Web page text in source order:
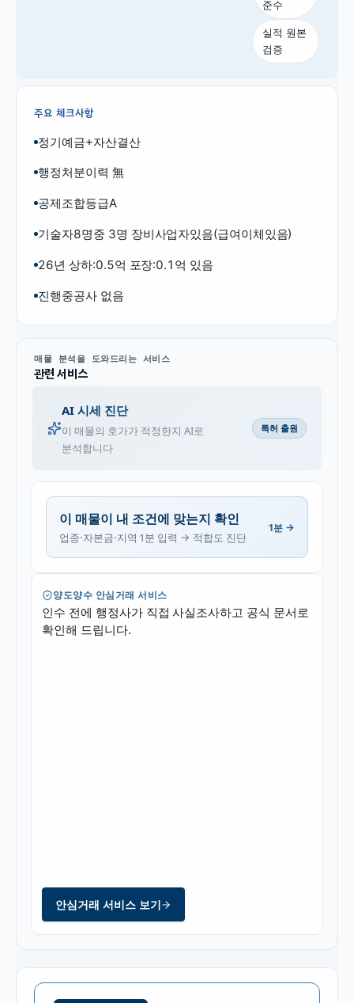
준수
실적 원본
검증
주요 체크사항
정기예금+자산결산
행정처분이력 無
공제조합등급A
기술자8명중 3명 장비사업자있음(급여이체있음)
26년 상하:0.5억 포장:0.1억 있음
진행중공사 없음
매물 분석을 도와드리는 서비스
관련 서비스
AI 시세 진단
이 매물의 호가가 적정한지 AI로
분석합니다
특허 출원
이 매물이 내 조건에 맞는지 확인
업종·자본금·지역 1분 입력 → 적합도 진단
1분 →
양도양수 안심거래 서비스
인수 전에 행정사가 직접 사실조사하고 공식 문서로
확인해 드립니다.
안심거래 서비스 보기